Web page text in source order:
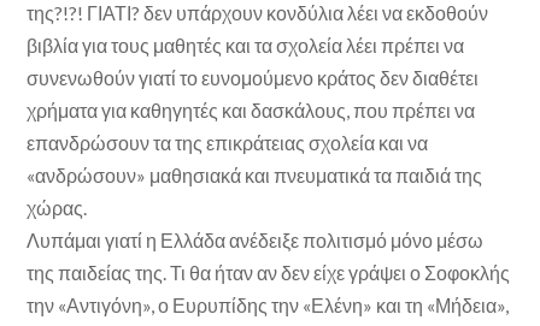
της?!?! ΓΙΑΤΙ? δεν υπάρχουν κονδύλια λέει να εκδοθούν
βιβλία για τους μαθητές και τα σχολεία λέει πρέπει να
συνενωθούν γιατί το ευνομούμενο κράτος δεν διαθέτει
χρήματα για καθηγητές και δασκάλους, που πρέπει να
επανδρώσουν τα της επικράτειας σχολεία και να
«ανδρώσουν» μαθησιακά και πνευματικά τα παιδιά της
χώρας.
Λυπάμαι γιατί η Ελλάδα ανέδειξε πολιτισμό μόνο μέσω
της παιδείας της. Τι θα ήταν αν δεν είχε γράψει ο Σοφοκλής
την «Αντιγόνη», ο Ευρυπίδης την «Ελένη» και τη «Μήδεια»,